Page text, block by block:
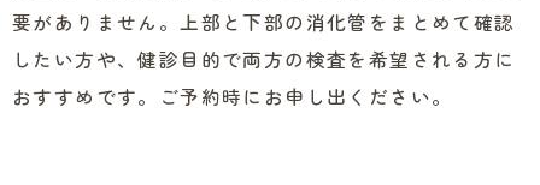
要がありません。上部と下部の消化管をまとめて確認
したい方や、健診目的で両方の検査を希望される方に
おすすめです。ご予約時にお申し出ください。